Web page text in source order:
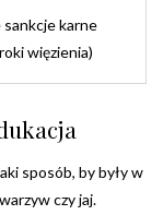
karne
więzienia)
sposób, by były w
czy jaj.